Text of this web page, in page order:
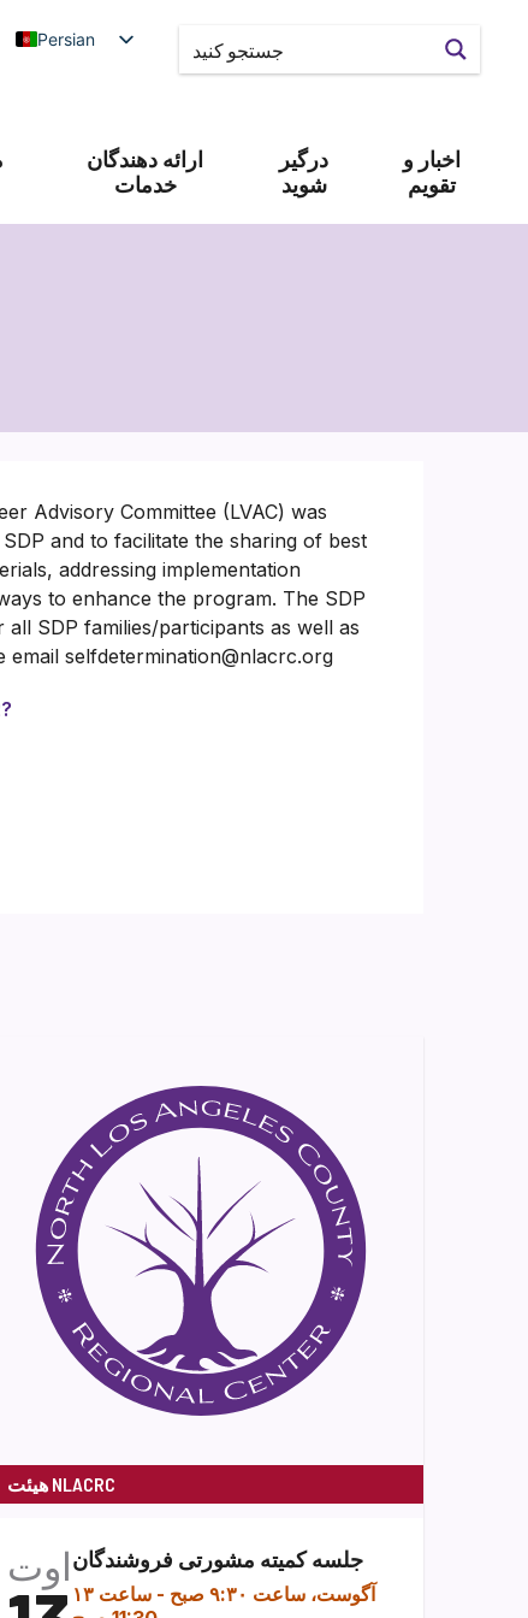
Persian
ارائه دهندگان
خدمات
درگیر
شوید
اخبار و
تقویم
Advisory Committee (LVAC) was
and to facilitate the sharing of best
addressing implementation
to enhance the program. The SDP
SDP families/participants as well as
selfdetermination@nlacrc.org
هیئت NLACRC
اوتجلسه کمیته مشورتی فروشندگان
۱۳ آگوست، ساعت ۹:۳۰ صبح - ساعت